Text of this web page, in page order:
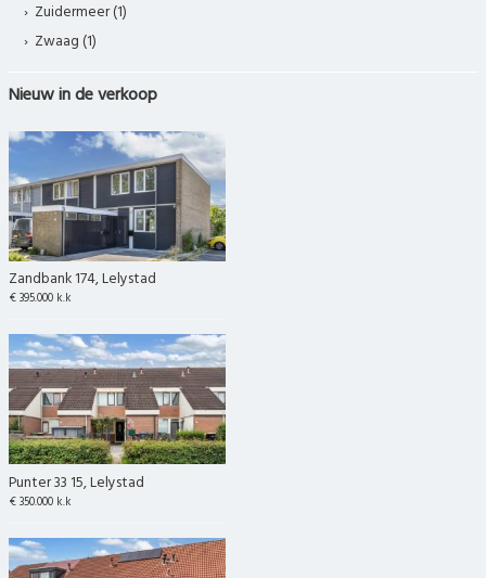
Zuidermeer (1)
Zwaag (1)
Nieuw in de verkoop
Zandbank 174, Lelystad
€ 395.000 k.k
Punter 33 15, Lelystad
€ 350.000 k.k